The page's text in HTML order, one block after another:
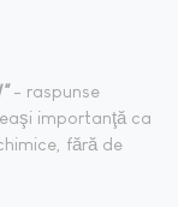
- raspunse
importanţă ca
fără de